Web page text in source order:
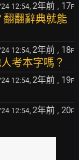
12:54, 2年前 , 17F
翻翻辭典就能
12:54, 2年前 , 18F
考本字嗎？
12:54, 2年前 , 19F
12:54, 2年前 , 20F